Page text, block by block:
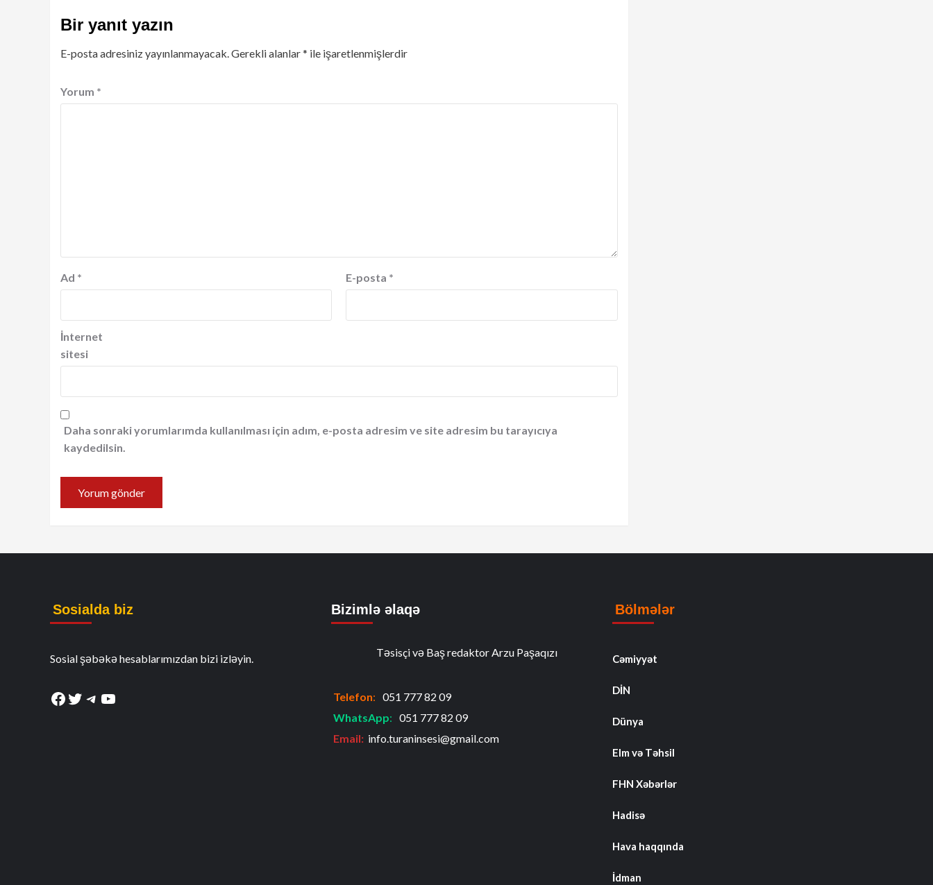
Bir yanıt yazın
E-posta adresiniz yayınlanmayacak.Gerekli alanlar* ile işaretlenmişlerdir
Yorum *
Ad * E-posta *
İnternet
sitesi
Daha sonraki yorumlarımda kullanılması için adım, e-posta adresim ve site adresim bu tarayıcıya
kaydedilsin.
Sosialda biz
Sosial şəbəkə hesablarımızdan bizi izləyin.
Facebook
Twitter
Telegram
YouTube
Bizimlə əlaqə
Təsisçi və Baş redaktor Arzu Paşaqızı
Telefon: 051 777 82 09
WhatsApp: 051 777 82 09
Email: info.turaninsesi@gmail.com
Bölmələr
Cəmiyyət
DİN
Dünya
Elm və Təhsil
FHN Xəbərlər
Hadisə
Hava haqqında
İdman